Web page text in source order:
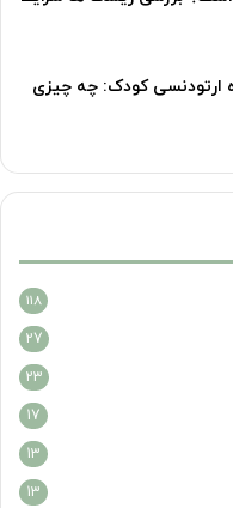
ارتودنسی کودک: چه چیزی
118
27
23
17
13
13